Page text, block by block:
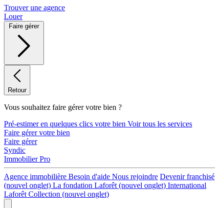
Trouver une agence
Louer
Faire gérer
Retour
Vous souhaitez faire gérer votre bien ?
Pré-estimer en quelques clics votre bien Voir tous les services
Faire gérer votre bien
Faire gérer
Syndic
Immobilier Pro
Agence immobilière Besoin d'aide Nous rejoindre Devenir franchisé
(nouvel onglet) La fondation Laforêt (nouvel onglet) International
Laforêt Collection (nouvel onglet)